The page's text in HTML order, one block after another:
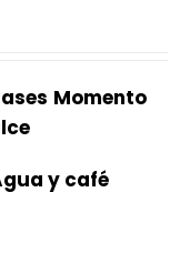
Momento
y café